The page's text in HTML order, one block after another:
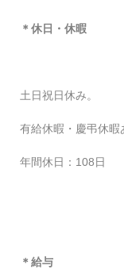
＊休日・休暇
土日祝日休み。
有給休暇・慶弔休暇
年間休日：108日
＊給与